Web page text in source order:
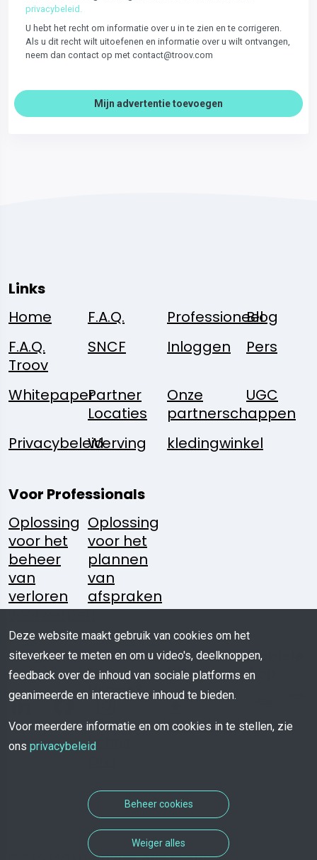
privacybeleid.
U hebt het recht om informatie over u in te zien en te corrigeren.
Als u dit recht wilt uitoefenen en informatie over u wilt ontvangen,
neem dan contact op met contact@troov.com
Mijn advertentie toevoegen
Links
Home
F.A.Q. Professioneel
Blog
F.A.Q.
Troov
SNCF Inloggen Pers
WhitepaperPartner
Locaties
Onze
partnerschappen
UGC
PrivacybeleidWerving kledingwinkel
Voor Professionals
Oplossing
voor het
beheer
van
verloren
voorwerpen
Oplossing
voor het
plannen
van
afspraken
Volg
Ons:
Heeft U
Een
Vraag?
Schrijf
Media
Kit
Download
Mobiele
App
Deze website maakt gebruik van cookies om het
siteverkeer te meten en om u video's, deelknoppen,
feedback over de inhoud van sociale platforms en
geanimeerde en interactieve inhoud te bieden.
Voor meerdere informatie en om cookies in te stellen, zie
ons privacybeleid
Beheer cookies
Weiger alles